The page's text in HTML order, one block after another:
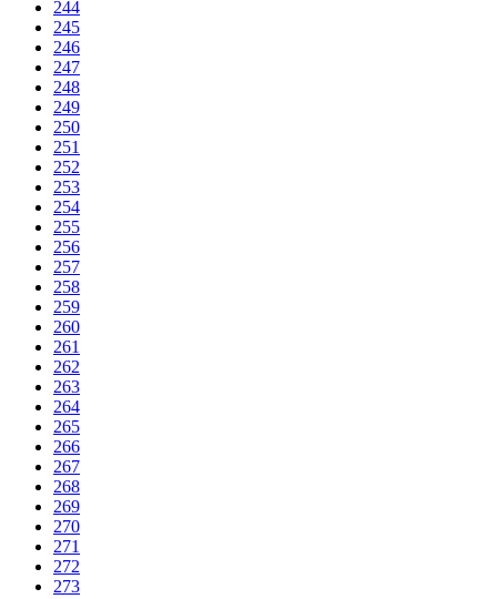
244
245
246
247
248
249
250
251
252
253
254
255
256
257
258
259
260
261
262
263
264
265
266
267
268
269
270
271
272
273